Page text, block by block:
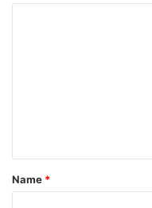
t
*
Name *